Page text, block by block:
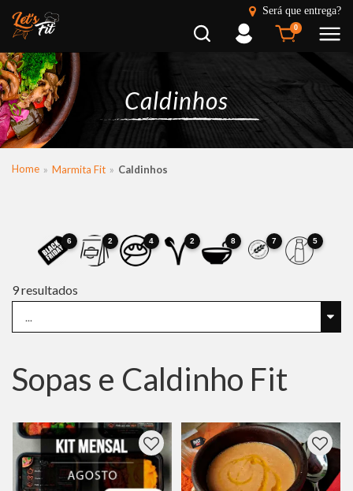
Será que entrega?
Busca Entrar 0
Caldinhos
Home Marmita Fit Caldinhos
6 2 4 2 8 7 5
9resultados
Sopas e Caldinho Fit